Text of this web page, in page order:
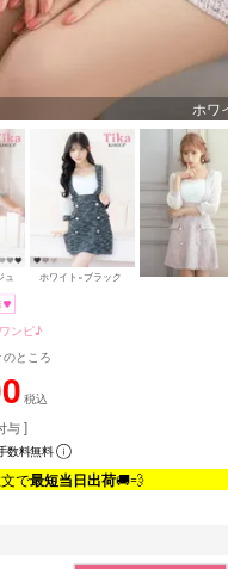
ホワ
ュ ホワイト×ブラック
ンピ♪
のところ
税込
与 ]
数料無料
で最短当日出荷🚚💨